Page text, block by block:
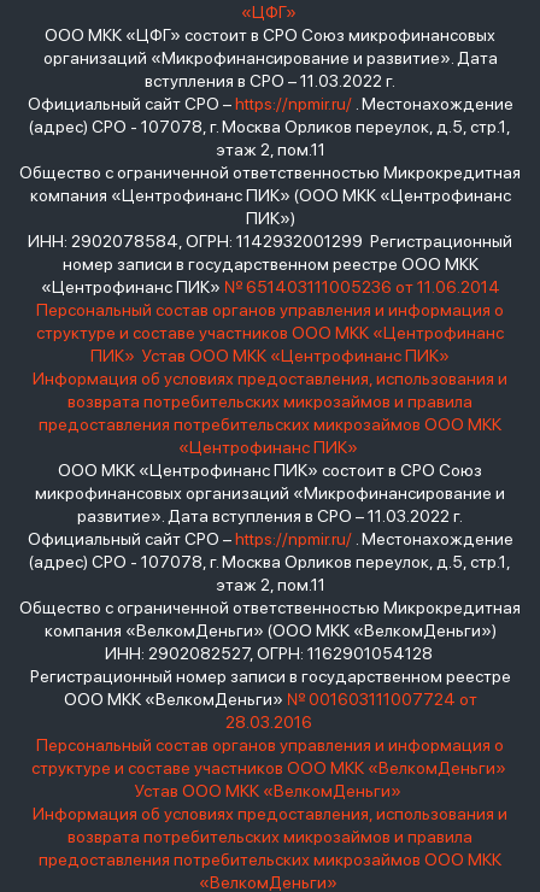
«ЦФГ»
ООО МКК «ЦФГ» состоит в СРО Союз микрофинансовых
организаций «Микрофинансирование и развитие». Дата
вступления в СРО – 11.03.2022 г.
Официальный сайт СРО –https://npmir.ru/. Местонахождение
(адрес) СРО - 107078, г. Москва Орликов переулок, д.5, стр.1,
этаж 2, пом.11
Общество с ограниченной ответственностью Микрокредитная
компания «Центрофинанс ПИК» (ООО МКК «Центрофинанс
ПИК»)
ИНН: 2902078584, ОГРН: 1142932001299 Регистрационный
номер записи в государственном реестре ООО МКК
«Центрофинанс ПИК» № 651403111005236 от 11.06.2014
Персональный состав органов управления и информация о
структуре и составе участников ООО МКК «Центрофинанс
ПИК» Устав ООО МКК «Центрофинанс ПИК»
Информация об условиях предоставления, использования и
возврата потребительских микрозаймов и правила
предоставления потребительских микрозаймов ООО МКК
«Центрофинанс ПИК»
ООО МКК «Центрофинанс ПИК» состоит в СРО Союз
микрофинансовых организаций «Микрофинансирование и
развитие». Дата вступления в СРО – 11.03.2022 г.
Официальный сайт СРО –https://npmir.ru/. Местонахождение
(адрес) СРО - 107078, г. Москва Орликов переулок, д.5, стр.1,
этаж 2, пом.11
Общество с ограниченной ответственностью Микрокредитная
компания «ВелкомДеньги» (ООО МКК «ВелкомДеньги»)
ИНН: 2902082527, ОГРН: 1162901054128
Регистрационный номер записи в государственном реестре
ООО МКК «ВелкомДеньги» № 001603111007724 от
28.03.2016
Персональный состав органов управления и информация о
структуре и составе участников ООО МКК «ВелкомДеньги»
Устав ООО МКК «ВелкомДеньги»
Информация об условиях предоставления, использования и
возврата потребительских микрозаймов и правила
предоставления потребительских микрозаймов ООО МКК
«ВелкомДеньги»